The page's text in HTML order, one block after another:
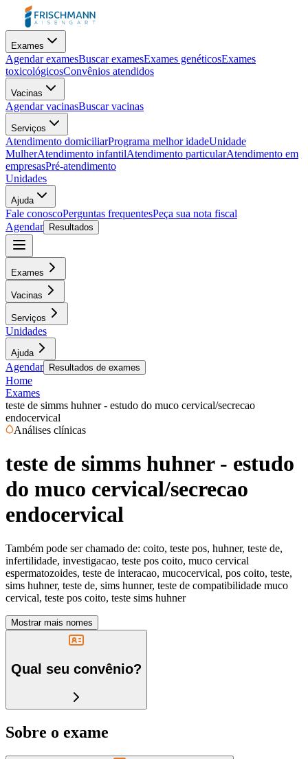
Exames
Agendar examesBuscar examesExames genéticosExames
toxicológicosConvênios atendidos
Vacinas
Agendar vacinasBuscar vacinas
Serviços
Atendimento domiciliarPrograma melhor idadeUnidade
MulherAtendimento infantilAtendimento particularAtendimento em
empresasPré-atendimento
Unidades
Ajuda
Fale conoscoPerguntas frequentesPeça sua nota fiscal
Agendar
Resultados
Exames
Vacinas
Serviços
Unidades
Ajuda
Agendar Resultados de exames
Home
Exames
teste de simms huhner - estudo do muco cervical/secrecao
endocervical
Análises clínicas
teste de simms huhner - estudo
do muco cervical/secrecao
endocervical
Também pode ser chamado de: coito, teste pos, huhner, teste de,
infertilidade, investigacao, teste pos coito, muco cervical
espermatozoides, teste de interacao, mucocervical, pos coito, teste,
sims huhner, teste de, sims hunner, teste de compatibilidade muco
cervical, teste pos coito, teste sims huhner
Mostrar mais nomes
Qual seu convênio?
Sobre o exame